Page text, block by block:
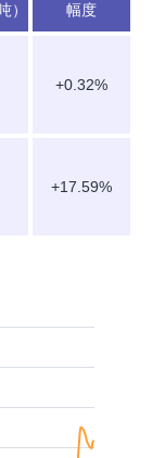
） 幅度
+0.32%
+17.59%